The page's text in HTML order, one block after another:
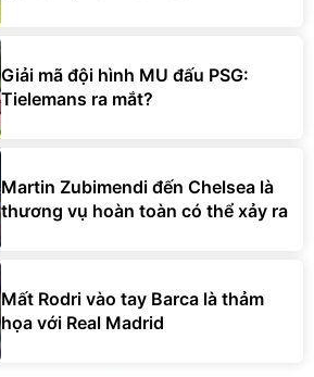
Giải mã đội hình MU đấu PSG:
Tielemans ra mắt?
Martin Zubimendi đến Chelsea là
thương vụ hoàn toàn có thể xảy ra
Mất Rodri vào tay Barca là thảm
họa với Real Madrid